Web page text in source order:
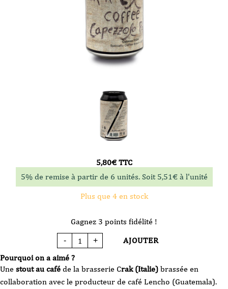
Pourquoi on a aimé ?
Une stout au café de la brasserie Crak (Italie) brassée en
collaboration avec le producteur de café Lencho (Guatemala).
5,80€TTC
5% de remise à partir de 6 unités. Soit 5,51€à l'unité
Plus que 4 en stock
Gagnez 3 points fidélité !
-
quantité
de
Crak
Brewery
-
2024
+ AJOUTER